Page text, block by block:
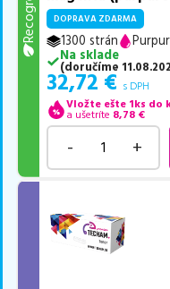
DOPRAVA ZDARMA
1300 strán
Na sklade
(doručíme
32,72 € s DPH
Vložte ešte 1ks do
a ušetríte 8,78 €
- +